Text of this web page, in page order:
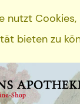
nutzt
bieten zu